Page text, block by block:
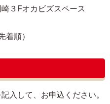
カビズスペース
順）
入して、お申込ください。